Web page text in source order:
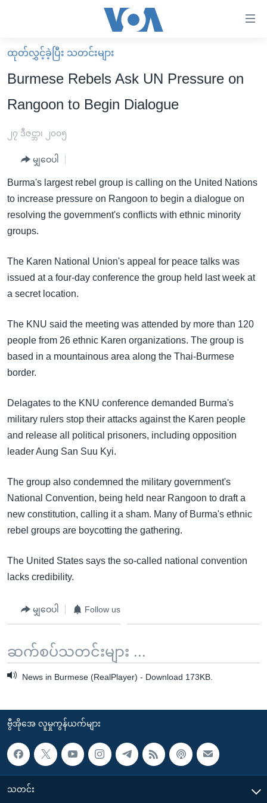
လွယ်ကူ
စေ
သည့်
များ
ရန်
သို့
ကြည့်
ရန်
ရန်
နေရာ
သို့
ကျော်
မူလစာမျက်နှာ
မြန်မာ
ကမ္ဘာ့သတင်းများ
နိုင်ငံတကာ
ဗွီဒီယို
ရပ်ဝန်းတခု လမ်းတခု အလွန်
အမေရိကန်သုံးအီဒီယံ
မကြေးမုံရဲ့ အင်္ဂလိပ်စာ
ရုပ်ရှင်ထဲက အင်္ဂလိပ်စာ
သုတပဒေသာ အင်္ဂလိပ်စာ
အပတ်စဉ်ကဏ္ဍများ
ရေဒီယို
တီဗွီ
ရေဒီယိုနှင့်ရုပ်သံ အချက်အလက်များ
ရေဒီယို/တီဗွီအစီအစဉ်
Learning English
ဗွီအိုအေ လူမှုကွန်ယက်များ
ဘာသာစကားများ
ထုတ်လွှင့်ခဲ့ပြီး သတင်းများ
Burmese Rebels Ask UN Pressure on
Rangoon to Begin Dialogue
၂၇ ဒီဇင္ဘာ၊ ၂၀၀၅
မျှဝေပါ
Burma's largest rebel group is calling on the United Nations
to increase pressure on Rangoon to begin a dialogue on
resolving the government's conflicts with ethnic minority
groups.
The Karen National Union's appeal for peace talks was
issued at a four-day conference the group held last week at
a secret location.
The KNU said the meeting was attended by more than 120
people from 26 ethnic Karen organizations. The group is
based in a mountainous area along the Thai-Burmese
border.
Delagates to the KNU conference demanded Burma's
military rulers stop their attacks against the Karen people
and release all political prisoners, including opposition
leader Aung San Suu Kyi.
The group also condemned the military government's
National Convention, being held near Rangoon to draft a
new constitution, calling it a sham. Many of Burma's ethnic
rebel groups are boycotting the gathering.
The United States says the so-called national convention
lacks credibility.
မျှဝေပါ Follow us
ဆက်စပ်သတင်းများ ...
News in Burmese (RealPlayer) - Download 173KB.
ဗွီအိုအေ လူမှုကွန်ယက်များ
သတင်း